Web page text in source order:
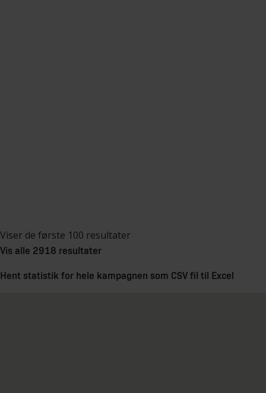
Viser de første 100 resultater
Vis alle 2918 resultater
Hent statistik for hele kampagnen som CSV fil til Excel